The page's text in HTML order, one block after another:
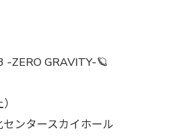
-ZERO GRAVITY-🪐
ンタースカイホール